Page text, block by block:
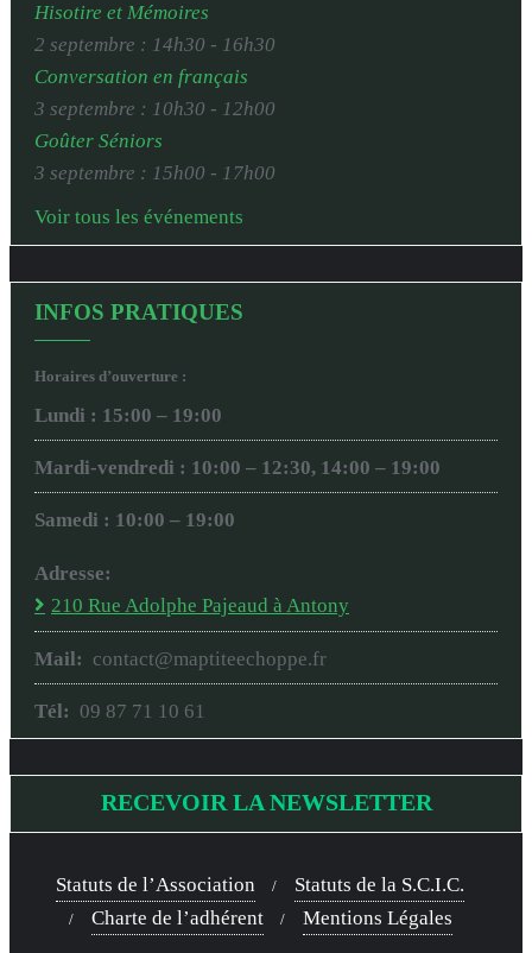
Hisotire et Mémoires
2 septembre : 14h30 - 16h30
Conversation en français
3 septembre : 10h30 - 12h00
Goûter Séniors
3 septembre : 15h00 - 17h00
Voir tous les événements
INFOS PRATIQUES
Horaires d’ouverture :
Lundi : 15:00 – 19:00
Mardi-vendredi : 10:00 – 12:30, 14:00 – 19:00
Samedi : 10:00 – 19:00
Adresse:
210 Rue Adolphe Pajeaud à Antony
Mail: contact@maptiteechoppe.fr
Tél: 09 87 71 10 61
RECEVOIR LA NEWSLETTER
Statuts de l’Association
Statuts de la S.C.I.C.
Charte de l’adhérent
Mentions Légales